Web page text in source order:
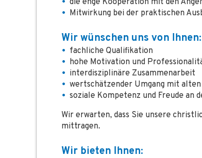
die enge Kooperation mit den
Mitwirkung bei der praktischen
Wir wünschen uns von Ihnen:
fachliche Qualifikation
hohe Motivation und
interdisziplinäre Zusammenarbeit
wertschätzender Umgang mit alten
soziale Kompetenz und Freude an
Wir erwarten, dass Sie unsere
mittragen.
Wir bieten Ihnen: